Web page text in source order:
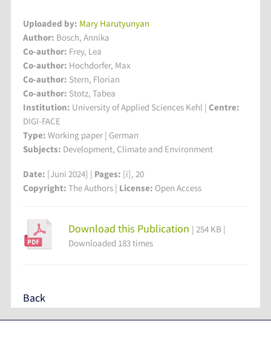
Uploaded by: Mary Harutyunyan
Author: Bosch, Annika
Co-author: Frey, Lea
Co-author: Hochdorfer, Max
Co-author: Stern, Florian
Co-author: Stotz, Tabea
Institution: University of Applied Sciences Kehl | Centre:
DIGI-FACE
Type: Working paper | German
Subjects: Development, Climate and Environment
Date: [Juni 2024] | Pages: [i], 20
Copyright: The Authors | License: Open Access
Download this Publication | 254 KB |
Downloaded 183 times
Back